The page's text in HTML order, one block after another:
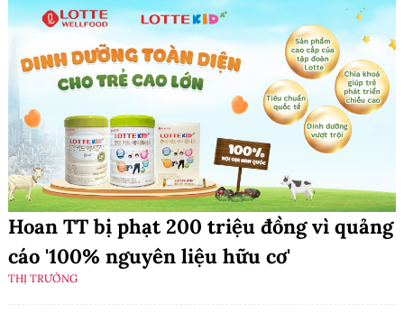
Hoan TT bị phạt 200 triệu đồng vì quảng
cáo '100% nguyên liệu hữu cơ'
THỊ TRƯỜNG